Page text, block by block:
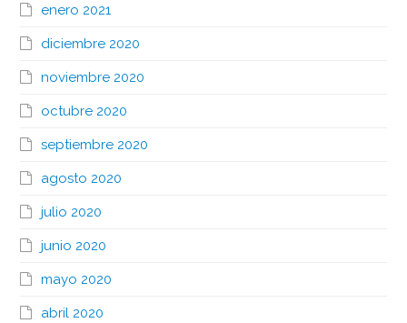
enero 2021
diciembre 2020
noviembre 2020
octubre 2020
septiembre 2020
agosto 2020
julio 2020
junio 2020
mayo 2020
abril 2020